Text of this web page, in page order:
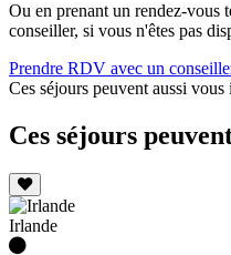
Ou en prenant un rendez-vous
conseiller, si vous n'êtes pas
Prendre RDV avec un
Ces séjours peuvent aussi vous
Ces séjours
Irlande